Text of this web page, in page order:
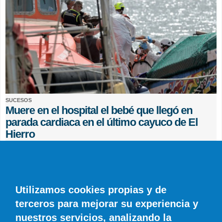
SUCESOS
Muere en el hospital el bebé que llegó en
parada cardiaca en el último cayuco de El
Hierro
Utilizamos cookies propias y de
terceros para mejorar su experiencia y
nuestros servicios, analizando la